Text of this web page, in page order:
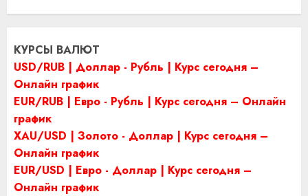
КУРСЫ ВАЛЮТ
USD/RUB | Доллар - Рубль | Курс сегодня –
Онлайн график
EUR/RUB | Евро - Рубль | Курс сегодня – Онлайн
график
XAU/USD | Золото - Доллар | Курс сегодня –
Онлайн график
EUR/USD | Евро - Доллар | Курс сегодня –
Онлайн график